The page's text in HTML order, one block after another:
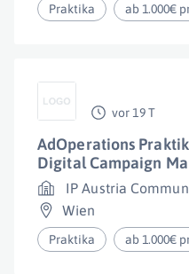
Praktika ab 1.000€
vor 19 T
AdOperations
Digital Campaign
IP Austria
Wien
Praktika ab 1.000€